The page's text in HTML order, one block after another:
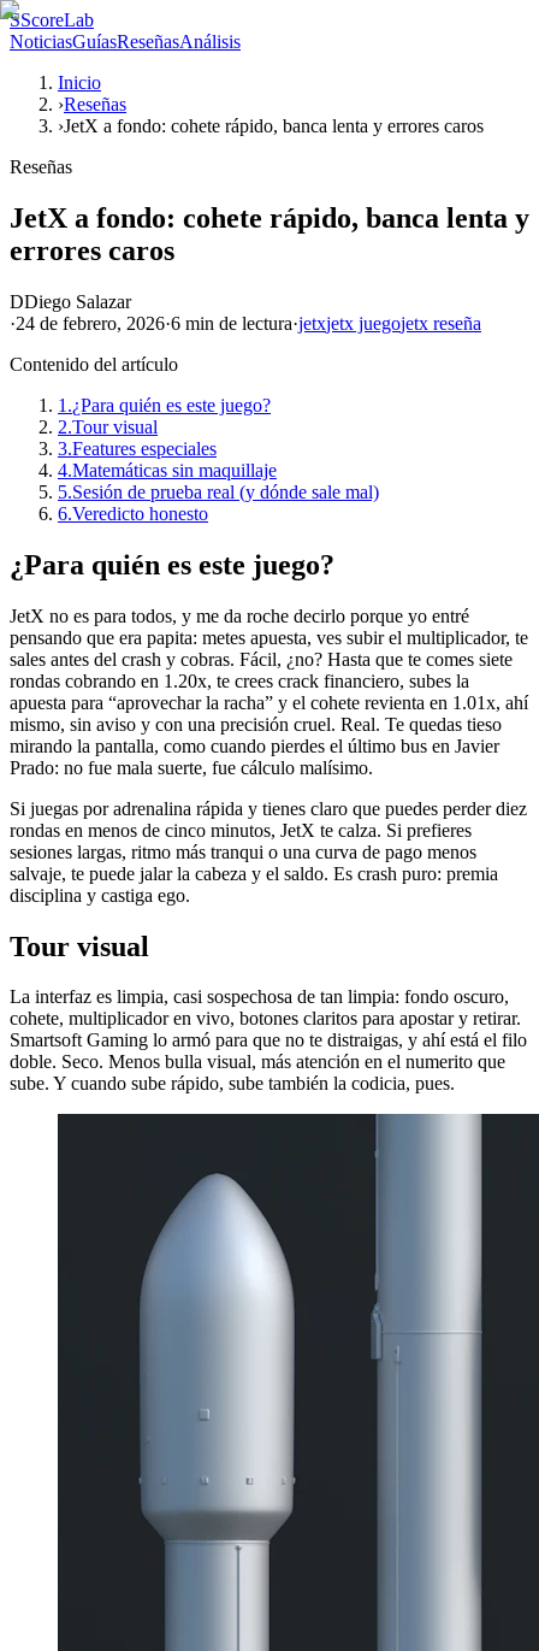
SScoreLab
NoticiasGuíasReseñasAnálisis
Inicio
›Reseñas
›JetX a fondo: cohete rápido, banca lenta y errores caros
Reseñas
JetX a fondo: cohete rápido, banca lenta y
errores caros
DDiego Salazar
·24 de febrero, 2026·6 min de lectura·jetxjetx juegojetx reseña
Contenido del artículo
1.¿Para quién es este juego?
2.Tour visual
3.Features especiales
4.Matemáticas sin maquillaje
5.Sesión de prueba real (y dónde sale mal)
6.Veredicto honesto
¿Para quién es este juego?
JetX no es para todos, y me da roche decirlo porque yo entré
pensando que era papita: metes apuesta, ves subir el multiplicador, te
sales antes del crash y cobras. Fácil, ¿no? Hasta que te comes siete
rondas cobrando en 1.20x, te crees crack financiero, subes la
apuesta para “aprovechar la racha” y el cohete revienta en 1.01x, ahí
mismo, sin aviso y con una precisión cruel. Real. Te quedas tieso
mirando la pantalla, como cuando pierdes el último bus en Javier
Prado: no fue mala suerte, fue cálculo malísimo.
Si juegas por adrenalina rápida y tienes claro que puedes perder diez
rondas en menos de cinco minutos, JetX te calza. Si prefieres
sesiones largas, ritmo más tranqui o una curva de pago menos
salvaje, te puede jalar la cabeza y el saldo. Es crash puro: premia
disciplina y castiga ego.
Tour visual
La interfaz es limpia, casi sospechosa de tan limpia: fondo oscuro,
cohete, multiplicador en vivo, botones claritos para apostar y retirar.
Smartsoft Gaming lo armó para que no te distraigas, y ahí está el filo
doble. Seco. Menos bulla visual, más atención en el numerito que
sube. Y cuando sube rápido, sube también la codicia, pues.